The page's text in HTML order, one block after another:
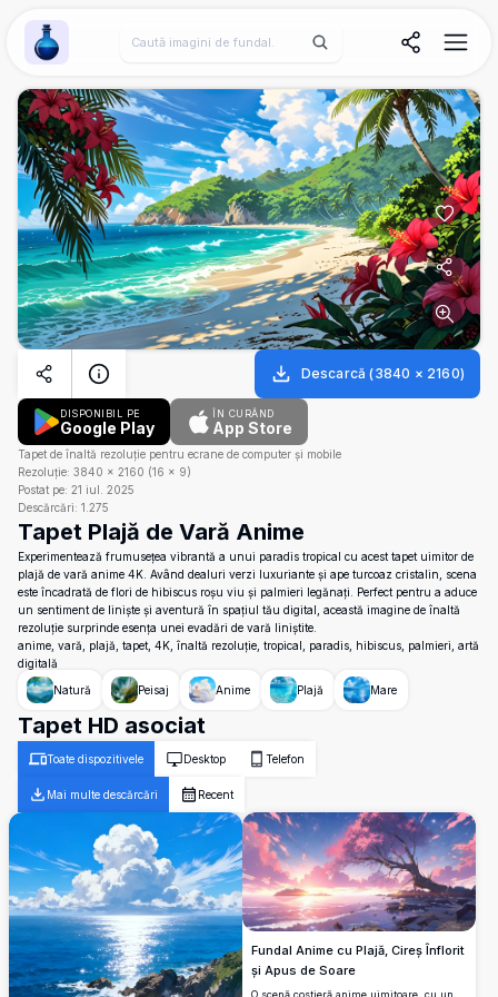
Wallpaper Alchemy
Descarcă (3840 × 2160)
DISPONIBIL PE
Google Play
ÎN CURÂND
App Store
Tapet de înaltă rezoluție pentru ecrane de computer și mobile
Rezoluție: 3840 × 2160 (16 × 9)
Postat pe: 21 iul. 2025
Descărcări: 1.275
Tapet Plajă de Vară Anime
Experimentează frumusețea vibrantă a unui paradis tropical cu acest tapet uimitor de
plajă de vară anime 4K. Având dealuri verzi luxuriante și ape turcoaz cristalin, scena
este încadrată de flori de hibiscus roșu viu și palmieri legănați. Perfect pentru a aduce
un sentiment de liniște și aventură în spațiul tău digital, această imagine de înaltă
rezoluție surprinde esența unei evadări de vară liniștite.
anime, vară, plajă, tapet, 4K, înaltă rezoluție, tropical, paradis, hibiscus, palmieri, artă
digitală
Natură
Peisaj Anime Plajă Mare
Tapet HD asociat
Toate dispozitivele Desktop Telefon
Mai multe descărcări Recent
Fundal Anime cu Plajă, Cireș Înflorit
și Apus de Soare
O scenă costieră anime uimitoare, cu un